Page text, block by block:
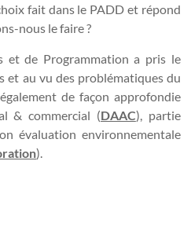
fait dans le PADD et répond
nous le faire ?
et de Programmation a pris le
et au vu des problématiques du
de façon approfondie
& commercial (DAAC), partie
évaluation environnementale
).